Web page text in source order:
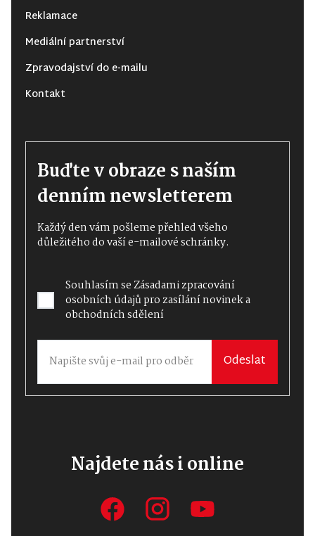
Reklamace
Mediální partnerství
Zpravodajství do e-mailu
Kontakt
Buďte v obraze s naším
denním newsletterem
Každý den vám pošleme přehled všeho
důležitého do vaší e-mailové schránky.
Souhlasím seZásadami zpracování
osobních údajůpro zasílání novinek a
obchodních sdělení
Odeslat
Najdete nás i online